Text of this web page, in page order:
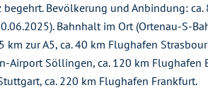
begehrt. Bevölkerung und Anbindung: ca.
Bahnhalt im Ort (Ortenau-S-
km zur A5, ca. 40 km Flughafen
Airport Söllingen, ca. 120 km Flughafen
ca. 220 km Flughafen Frankfurt.